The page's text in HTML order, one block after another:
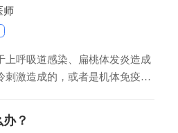
腋下，额头，可以改
师
上呼吸道感染、扁桃体发炎造成
刺激造成的，或者是机体免疫力
以使用退烧贴治疗。
？